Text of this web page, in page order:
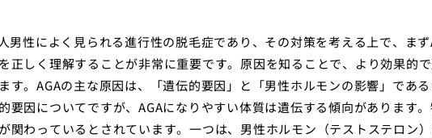
男性によく見られる進行性の脱毛症であり、その対策を考える上で、まず
正しく理解することが非常に重要です。原因を知ることで、より効果的
す。AGAの主な原因は、「遺伝的要因」と「男性ホルモンの影響」であ
要因についてですが、AGAになりやすい体質は遺伝する傾向があります
関わっているとされています。一つは、男性ホルモン（テストステロン）